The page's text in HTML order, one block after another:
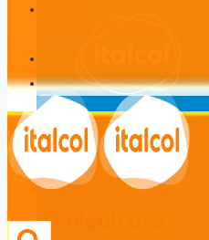
Acuicultura
LÍNEA
Acuicultura